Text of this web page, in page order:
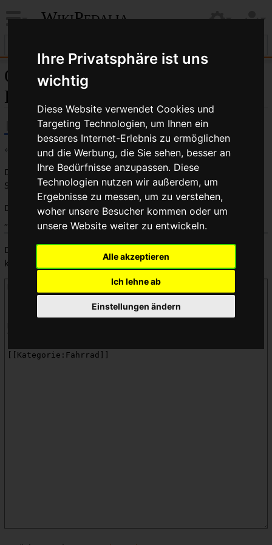
Ihre Privatsphäre ist uns
wichtig
Diese Website verwendet Cookies und
Targeting Technologien, um Ihnen ein
besseres Internet-Erlebnis zu ermöglichen
und die Werbung, die Sie sehen, besser an
Ihre Bedürfnisse anzupassen. Diese
Technologien nutzen wir außerdem, um
Ergebnisse zu messen, um zu verstehen,
woher unsere Besucher kommen oder um
unsere Website weiter zu entwickeln.
Alle akzeptieren
Ich lehne ab
Einstellungen ändern
WikiPedalia
Quelltext der Seite
Kategorie:Lenkzone
← Kategorie:Lenkzone
Du bist aus dem folgenden Grund nicht berechtigt, diese
Seite zu bearbeiten:
Diese Aktion ist auf Benutzer beschränkt, die der Gruppe
„ Benutzer“ angehören.
Du kannst den Quelltext dieser Seite betrachten und
kopieren.